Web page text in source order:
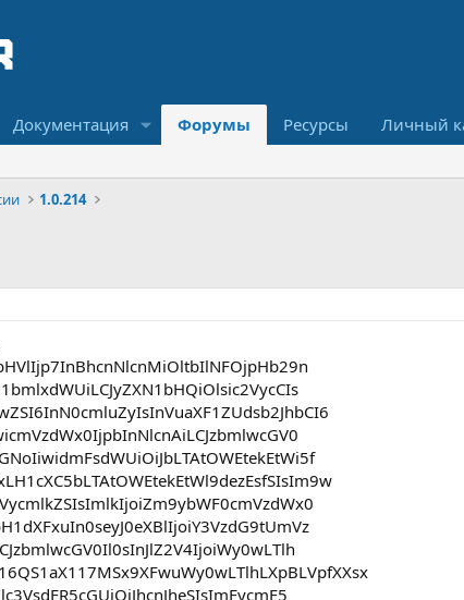
Документация Форумы Ресурсы Личный
1.0.214